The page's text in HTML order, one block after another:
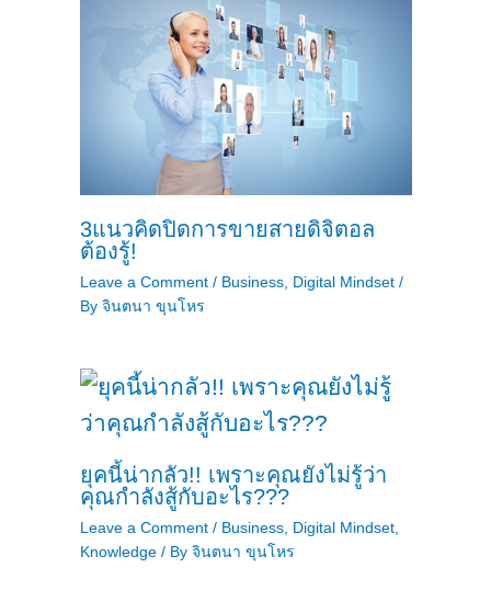
3แนวคิดปิดการขายสายดิจิตอล
ต้องรู้!
Leave a Comment / Business, Digital Mindset/
By จินตนา ขุนโหร
ยุคนี้น่ากลัว!! เพราะคุณยังไม่รู้ว่า
คุณกำลังสู้กับอะไร???
Leave a Comment / Business, Digital Mindset,
Knowledge/ By จินตนา ขุนโหร